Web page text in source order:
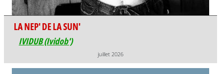
LA NEP' DE LA SUN'
IVIDUB (Ividob')
juillet 2026